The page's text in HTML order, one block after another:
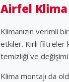
Airfel Klima
Klimanızın verimli
etkiler. Kirli filtreler
temizliği ve değişimi
Klima montajı da